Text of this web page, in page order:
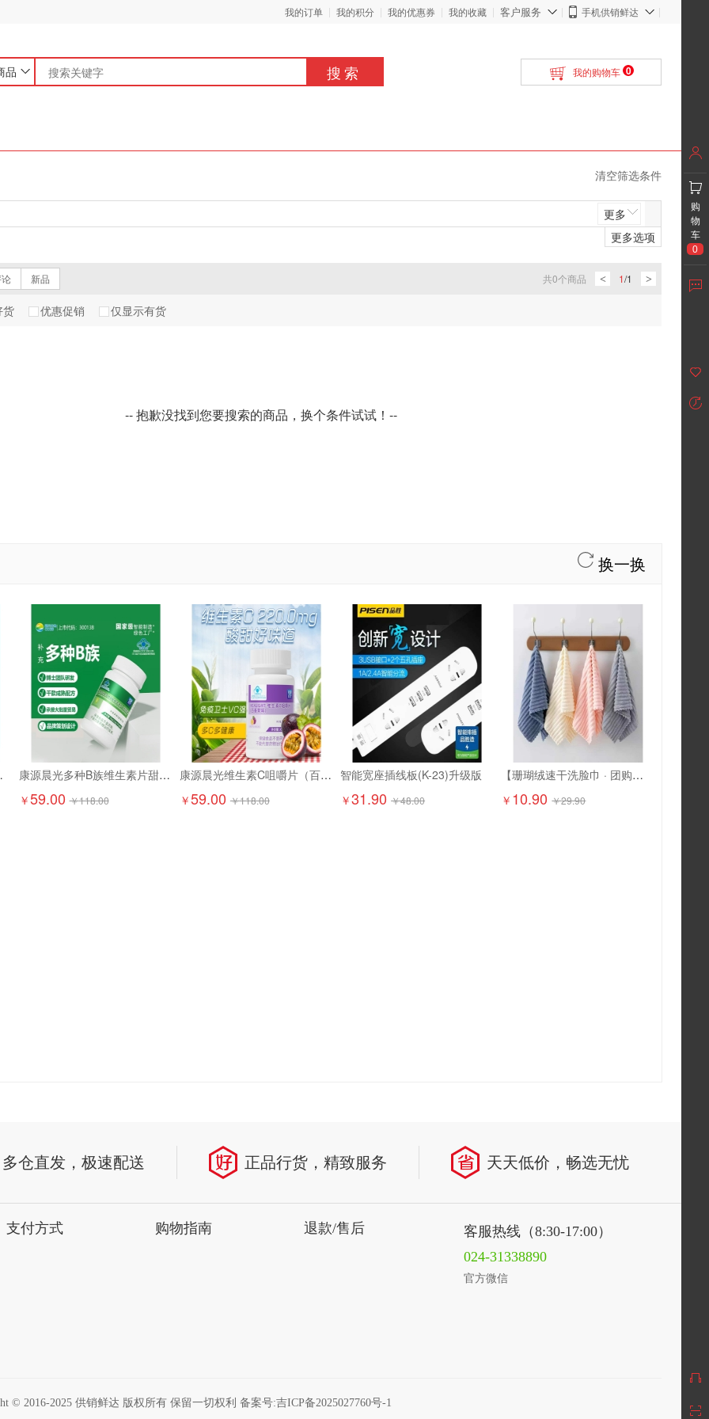
我的订单 我的积分 我的优惠券 我的收藏 客户服务 手机供销鲜达
品 搜索 我的购物车 0
清空筛选条件
更多
更多选项
新品 共0个商品 < 1/1 >
货 优惠促销 仅显示有货
-- 抱歉没找到您要搜索的商品，换个条件试试！--
换一换
门）
康源晨光多种B族维生素片甜橙味（两瓶装）
￥59.00 ￥118.00
康源晨光维生素C咀嚼片（百香果味两瓶装）
￥59.00 ￥118.00
智能宽座插线板(K-23)升级版
￥31.90 ￥48.00
【珊瑚绒速干洗脸巾 · 团购特惠】10.9元抢6条！ 超柔软珊瑚绒，吸水强、速干不闷味，洗脸/卸妆/擦手都超舒服
￥ 10.90 ￥29.90
多仓直发，极速配送 正品行货，精致服务 天天低价，畅选无忧
支付方式 购物指南 退款/售后
客服热线（8:30-17:00）
024-31338890
官方微信
© 2016-2025 供销鲜达 版权所有 保留一切权利 备案号:吉ICP备2025027760号-1
购
物
车
0